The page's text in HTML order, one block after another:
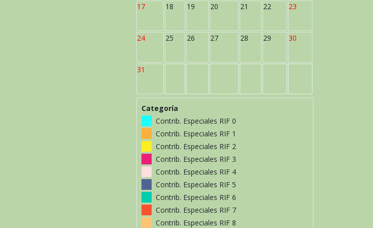
17 18 19 20 21 22 23
24 25 26 27 28 29 30
31
Categoría
Contrib. Especiales RIF 0
Contrib. Especiales RIF 1
Contrib. Especiales RIF 2
Contrib. Especiales RIF 3
Contrib. Especiales RIF 4
Contrib. Especiales RIF 5
Contrib. Especiales RIF 6
Contrib. Especiales RIF 7
Contrib. Especiales RIF 8